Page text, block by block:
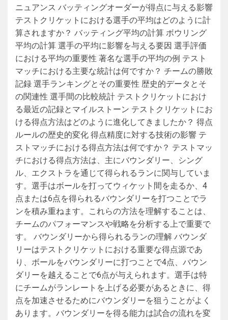
ニュアンス バッティングオーダーが得点に与える影響
テストクリケットにおける選手の平均はどのように計
算されますか？ バッティング平均の計算 ボウリング
平均の計算 選手の平均に影響を与える要因 選手評価
における平均の重要性 著名な選手の平均の例 テスト
マッチにおける主要な統計は何ですか？ チームの勝敗
記録 選手ランキングとその重要性 歴史的データとそ
の関連性 選手間の比較統計 テストクリケットにおけ
る最近の記録とマイルストーン テストクリケットにお
ける得点方法はどのように進化してきましたか？ 得点
ルールの歴史的変化 得点精度に対する技術の影響 テ
ストマッチにおける得点方法は何ですか？ テストマッ
チにおける得点方法は、主にバウンダリー、シング
ル、エクストラを通じて得られるランに関与していま
す。選手はボールを打ってウィケット間を走るか、4
点または6点を得られるバウンダリーを打つことでラ
ンを積み重ねます。これらの方法を理解することは、
チームのパフォーマンスや戦略を分析する上で重要で
す。 バウンダリーから得られるランの理解 バウンダ
リーはテストクリケットにおける重要な得点源であ
り、ボールをバウンダリーに打つことで4点、バウン
ダリーを越えることで6点が与えられます。選手は特
にチームがランレートを上げる必要があるときに、得
点を加速させるためにバウンダリーを狙うことがよく
あります。バウンダリーを得る能力は試合の流れを変